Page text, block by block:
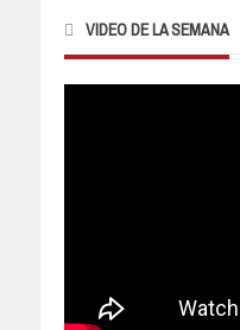
VIDEO DE LA SEMANA